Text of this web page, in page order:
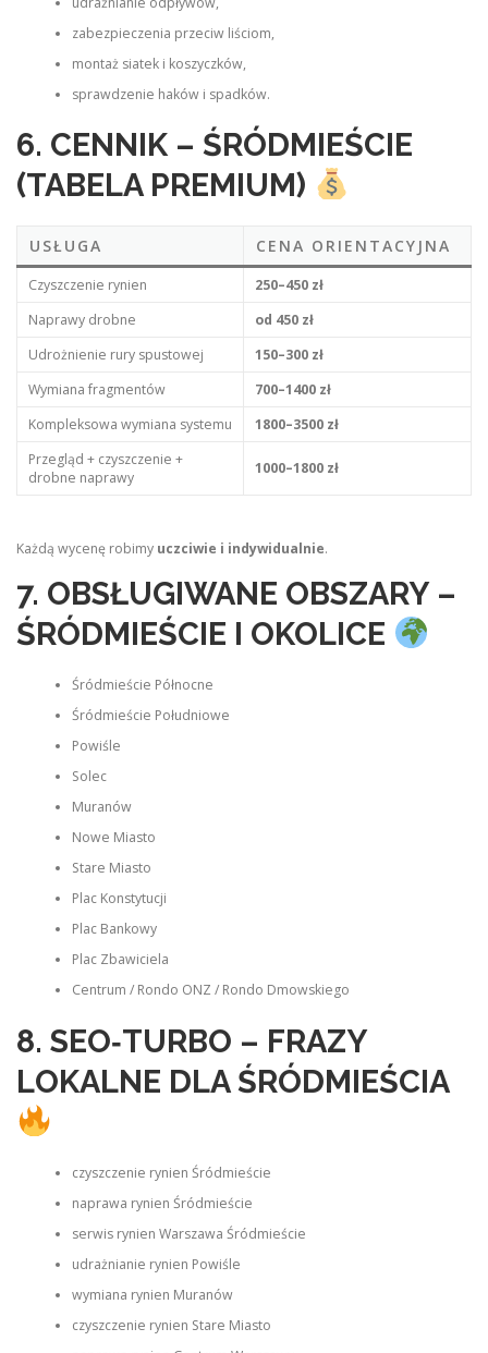
zabezpieczenia przeciw liściom,
montaż siatek i koszyczków,
sprawdzenie haków i spadków.
6. CENNIK – ŚRÓDMIEŚCIE
(TABELA PREMIUM)
USŁUGA CENA ORIENTACYJNA
Czyszczenie rynien
250–450 zł
Naprawy drobne
od 450 zł
Udrożnienie rury spustowej
150–300 zł
Wymiana fragmentów
700–1400 zł
Kompleksowa wymiana systemu
1800–3500 zł
Przegląd + czyszczenie +
drobne naprawy
1000–1800 zł
Każdą wycenę robimy uczciwie i indywidualnie.
7. OBSŁUGIWANE OBSZARY –
ŚRÓDMIEŚCIE I OKOLICE
Śródmieście Północne
Śródmieście Południowe
Powiśle
Solec
Muranów
Nowe Miasto
Stare Miasto
Plac Konstytucji
Plac Bankowy
Plac Zbawiciela
Centrum / Rondo ONZ / Rondo Dmowskiego
8. SEO‑TURBO – FRAZY
LOKALNE DLA ŚRÓDMIEŚCIA
czyszczenie rynien Śródmieście
naprawa rynien Śródmieście
serwis rynien Warszawa Śródmieście
udrażnianie rynien Powiśle
wymiana rynien Muranów
czyszczenie rynien Stare Miasto